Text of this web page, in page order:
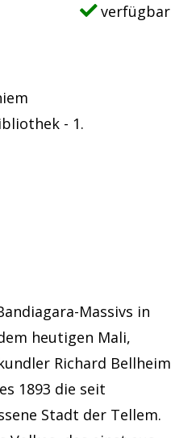
verfügbar
- 1.
Massivs in
heutigen Mali,
Richard Bellheim
1893 die seit
Stadt der Tellem.